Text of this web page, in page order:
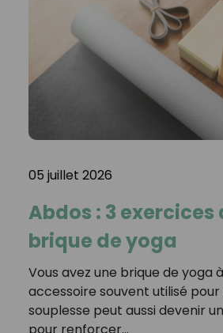
05 juillet 2026
Abdos : 3 exercices
brique de yoga
Vous avez une brique de yoga
accessoire souvent utilisé
souplesse peut aussi devenir
pour renforcer…